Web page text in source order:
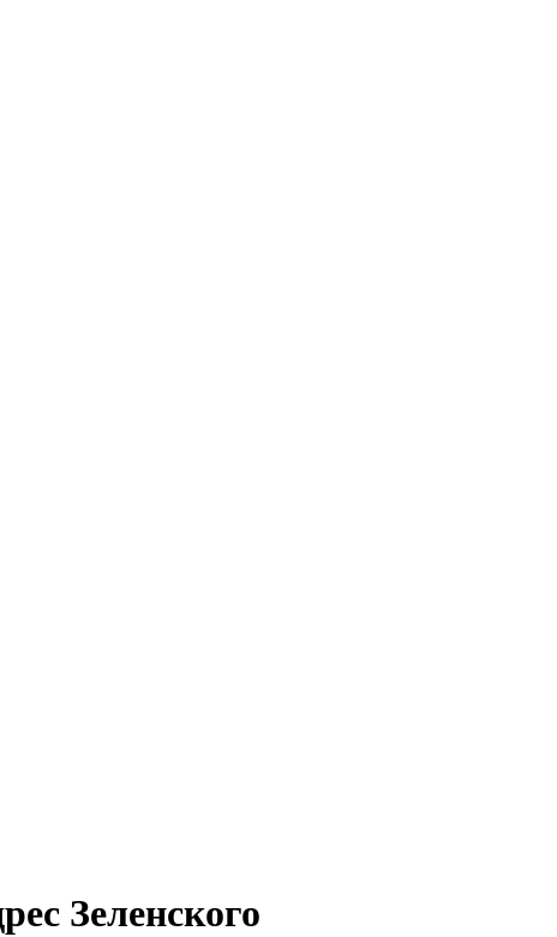
Зеленского